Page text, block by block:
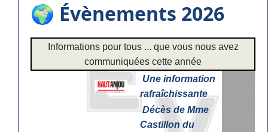
🌍 Évènements 2026
Informations pour tous ... que vous nous avez
communiquées cette année
Une information
rafraîchissante
Décès de Mme
Castillon du